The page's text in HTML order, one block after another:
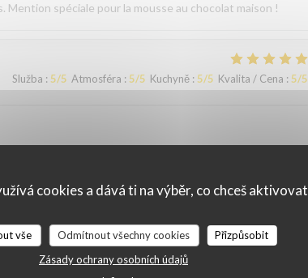
cookies a dává ti na výběr, co chceš aktivovat
vše Odmítnout všechny cookies
Přizpůsobit
Zásady ochrany osobních údajů
spéciale pour la mousse au chocolat maison !
Služba : 5/5 Atmosféra : 5/5 Kuchyně: 5/5 Kvalita / Cena : 5/5
avec des plats authentiques de Bruxelles. Merci à